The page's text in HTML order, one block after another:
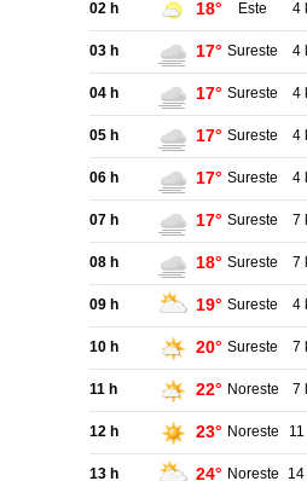
02 h 18° Este 4
03 h 17° Sureste 4
04 h 17° Sureste 4
05 h 17° Sureste 4
06 h 17° Sureste 4
07 h 17° Sureste 7
08 h 18° Sureste 7
09 h 19° Sureste 4
10 h 20° Sureste 7
11 h 22° Noreste 7
12 h 23° Noreste
13 h 24° Noreste 14